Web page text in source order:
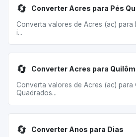
🔄 Converter Acres para Pés
Converta valores de Acres (ac) para
i...
🔄 Converter Acres para
Converta valores de Acres (ac) para
Quadrados...
🔄 Converter Anos para Dias